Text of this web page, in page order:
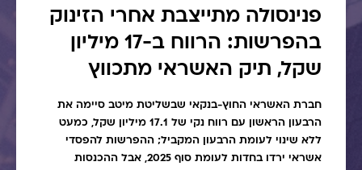
פנינסולה מתייצבת אחרי הזינוק
בהפרשות: הרווח ב-17 מיליון
שקל, תיק האשראי מתכווץ
חברת האשראי החוץ-בנקאי שבשליטת מיטב סיימה את
הרבעון הראשון עם רווח נקי של 17.1 מיליון שקל, כמעט
ללא שינוי לעומת הרבעון המקביל; ההפרשות להפסדי
אשראי ירדו בחדות לעומת סוף 2025, אבל ההכנסות